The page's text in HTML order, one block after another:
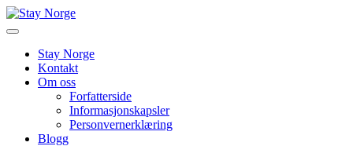
Skip
to
Stay Norge
Kontakt
Om oss
Forfatterside
Informasjonskapsler
Personvernerklæring
Blogg